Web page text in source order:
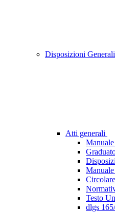
Disposizioni Generali
Atti generali
Testo
dlgs